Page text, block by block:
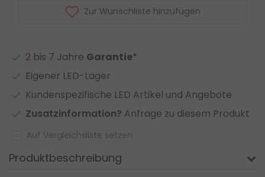
Zur Wunschliste hinzufügen
2 bis 7 Jahre Garantie*
Eigener LED-Lager
Kundenspezifische LED Artikel und Angebote
Zusatzinformation? Anfrage zu diesem Produkt
Auf Vergleichsliste setzen
Produktbeschreibung